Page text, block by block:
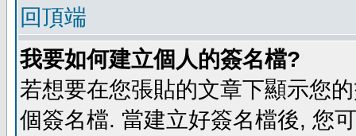
回頂端
我要如何建立個人的簽名檔?
若想要在您張貼的文章下顯示您
個簽名檔. 當建立好簽名檔後, 您